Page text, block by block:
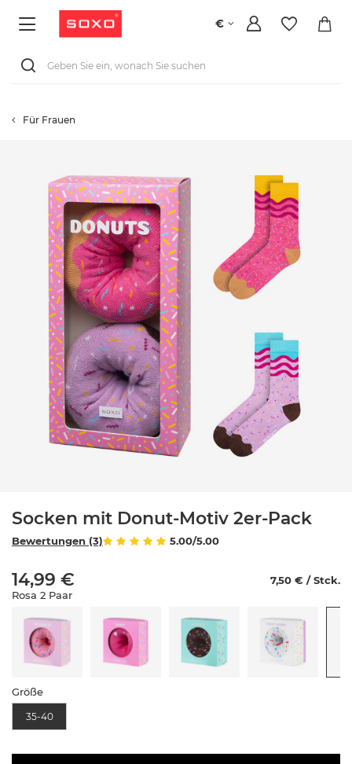
€
Für Frauen
Socken mit Donut-Motiv 2er-Pack
5.00/5.00
Bewertungen (3)
14,99 €
7,50 € / Stck.
Rosa 2 Paar
Größe
35-40